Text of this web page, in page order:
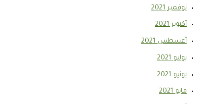
نوفمبر 2021
أكتوبر 2021
أغسطس 2021
يوليو 2021
يونيو 2021
مايو 2021